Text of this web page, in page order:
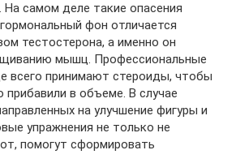
самом деле такие опасения
фон отличается
тестостерона, а именно он
мышц. Профессиональные
всего принимают стероиды, чтобы
прибавили в объеме. В случае
на улучшение фигуры и
упражнения не только не
помогут сформировать